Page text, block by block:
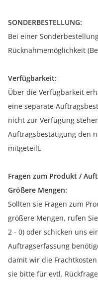
SONDERBESTELLUNG:
Bei einer
Rücknahmemöglichkeit
Verfügbarkeit:
Über die Verfügbarkeit
eine separate
nicht zur Verfügung
Auftragsbestätigung den
mitgeteilt.
Fragen zum Produkt /
Größere Mengen:
Sollten sie Fragen zum
größere Mengen, rufen
2 - 0) oder schicken uns
Auftragserfassung
damit wir die
sie bitte für evtl.